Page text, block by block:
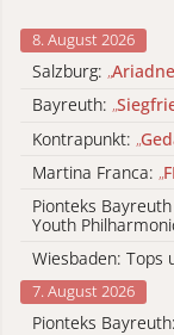
8. August 2026
Salzburg: „
Bayreuth: „
Kontrapunkt: „
Martina Franca: „
Pionteks Bayreuth
Youth
Wiesbaden: Tops
7. August 2026
Pionteks Bayreuth: